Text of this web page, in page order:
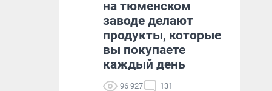
на тюменском
заводе делают
продукты, которые
вы покупаете
каждый день
96 927 131